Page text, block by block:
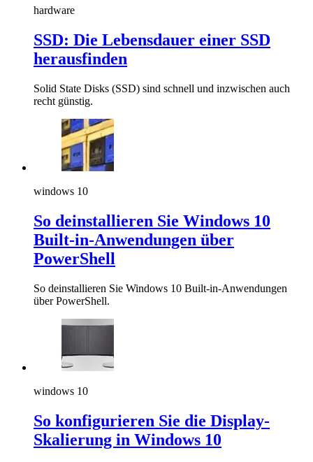
hardware
SSD: Die Lebensdauer einer SSD
herausfinden
Solid State Disks (SSD) sind schnell und inzwischen auch
recht günstig.
windows 10
So deinstallieren Sie Windows 10
Built-in-Anwendungen über
PowerShell
So deinstallieren Sie Windows 10 Built-in-Anwendungen
über PowerShell.
windows 10
So konfigurieren Sie die Display-
Skalierung in Windows 10